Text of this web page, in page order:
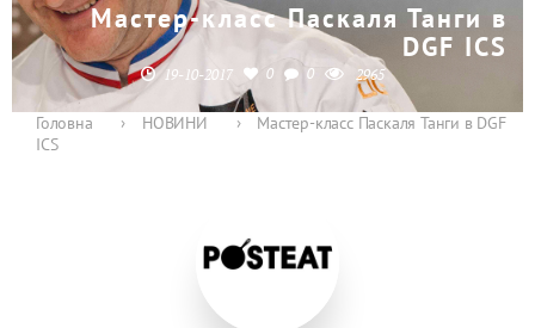
Мастер-класс Паскаля Танги в
DGF ICS
19-10-2017 0 0 2965
Головна › НОВИНИ ›
Мастер-класс Паскаля Танги в DGF
ICS